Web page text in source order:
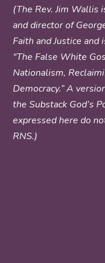
(The Rev. Jim Wallis
and director of
Faith and Justice
“The False White
Nationalism,
Democracy.” A
the Substack God’s
expressed here do
RNS.)